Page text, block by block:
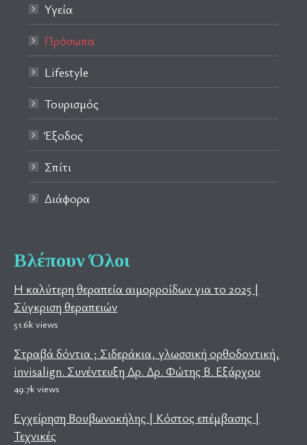
Υγεία
Πρόσωπα
Lifestyle
Τουρισμός
Έξοδος
Σπίτι
Διάφορα
Βλέπουν Όλοι
Η καλύτερη θεραπεία αιμορροίδων για το 2025 |
Σύγκριση θεραπειών
51.6k views
Στραβά δόντια ; Σιδεράκια, γλωσσική ορθοδοντική,
invisalign. Συνέντευξη Δρ. Δρ. Φώτης Β. Εξάρχου
49.7k views
Εγχείρηση Βουβωνοκήλης | Κόστος επέμβασης |
Τεχνικές